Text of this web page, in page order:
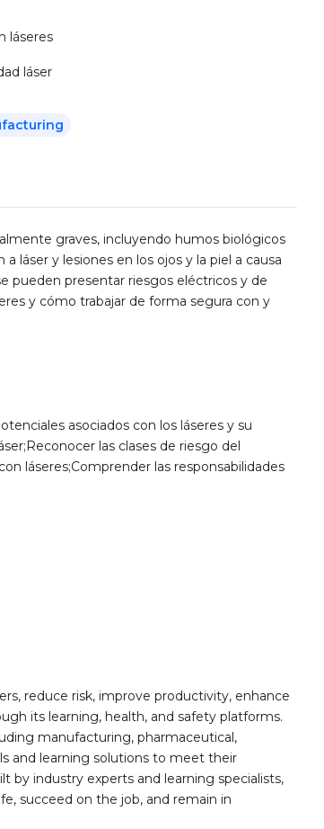
láseres
láser
graves, incluyendo humos biológicos
láser y lesiones en los ojos y la piel a causa
pueden presentar riesgos eléctricos y de
y cómo trabajar de forma segura con y
asociados con los láseres y su
las clases de riesgo del
láseres;Comprender las responsabilidades
reduce risk, improve productivity, enhance
its learning, health, and safety platforms.
manufacturing, pharmaceutical,
and learning solutions to meet their
by industry experts and learning specialists,
succeed on the job, and remain in